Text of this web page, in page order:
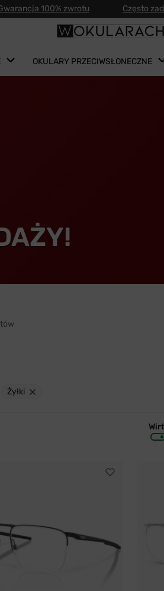
100% zwrotu Często
OKULARY PRZECIWSŁONECZNE
Żyłki